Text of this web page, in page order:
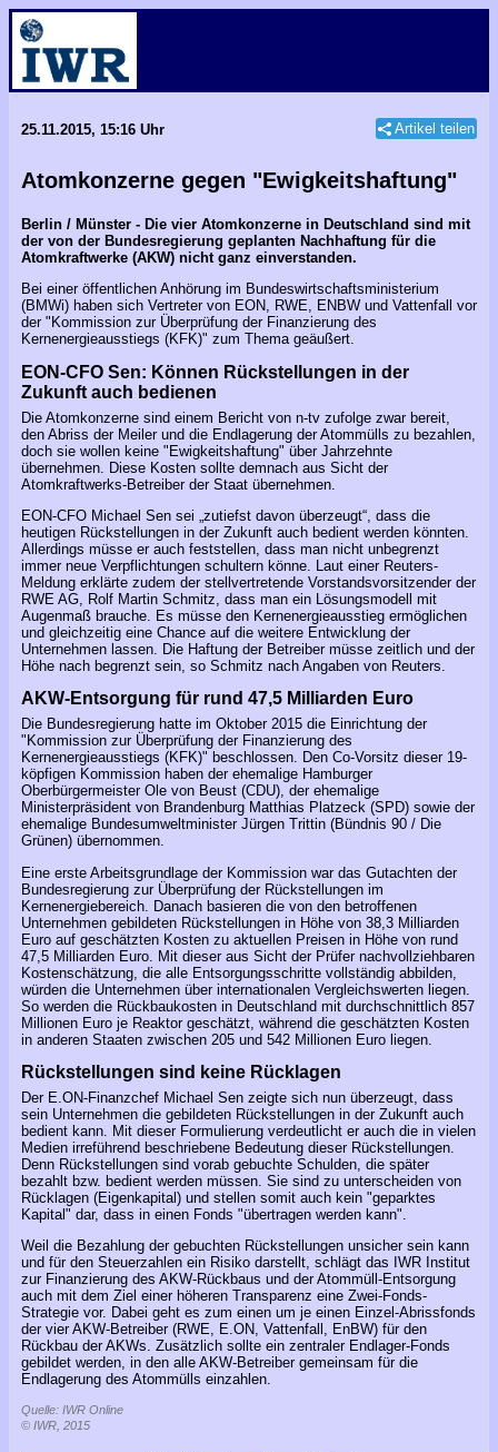
25.11.2015, 15:16 Uhr Artikel teilen
Atomkonzerne gegen "Ewigkeitshaftung"
Berlin / Münster - Die vier Atomkonzerne in Deutschland sind mit
der von der Bundesregierung geplanten Nachhaftung für die
Atomkraftwerke (AKW) nicht ganz einverstanden.
Bei einer öffentlichen Anhörung im Bundeswirtschaftsministerium
(BMWi) haben sich Vertreter von EON, RWE, ENBW und Vattenfall vor
der "Kommission zur Überprüfung der Finanzierung des
Kernenergieausstiegs (KFK)" zum Thema geäußert.
EON-CFO Sen: Können Rückstellungen in der
Zukunft auch bedienen
Die Atomkonzerne sind einem Bericht von n-tv zufolge zwar bereit,
den Abriss der Meiler und die Endlagerung der Atommülls zu bezahlen,
doch sie wollen keine "Ewigkeitshaftung" über Jahrzehnte
übernehmen. Diese Kosten sollte demnach aus Sicht der
Atomkraftwerks-Betreiber der Staat übernehmen.
EON-CFO Michael Sen sei „zutiefst davon überzeugt“, dass die
heutigen Rückstellungen in der Zukunft auch bedient werden könnten.
Allerdings müsse er auch feststellen, dass man nicht unbegrenzt
immer neue Verpflichtungen schultern könne. Laut einer Reuters-
Meldung erklärte zudem der stellvertretende Vorstandsvorsitzender der
RWE AG, Rolf Martin Schmitz, dass man ein Lösungsmodell mit
Augenmaß brauche. Es müsse den Kernenergieausstieg ermöglichen
und gleichzeitig eine Chance auf die weitere Entwicklung der
Unternehmen lassen. Die Haftung der Betreiber müsse zeitlich und der
Höhe nach begrenzt sein, so Schmitz nach Angaben von Reuters.
AKW-Entsorgung für rund 47,5 Milliarden Euro
Die Bundesregierung hatte im Oktober 2015 die Einrichtung der
"Kommission zur Überprüfung der Finanzierung des
Kernenergieausstiegs (KFK)" beschlossen. Den Co-Vorsitz dieser 19-
köpfigen Kommission haben der ehemalige Hamburger
Oberbürgermeister Ole von Beust (CDU), der ehemalige
Ministerpräsident von Brandenburg Matthias Platzeck (SPD) sowie der
ehemalige Bundesumweltminister Jürgen Trittin (Bündnis 90 / Die
Grünen) übernommen.
Eine erste Arbeitsgrundlage der Kommission war das Gutachten der
Bundesregierung zur Überprüfung der Rückstellungen im
Kernenergiebereich. Danach basieren die von den betroffenen
Unternehmen gebildeten Rückstellungen in Höhe von 38,3 Milliarden
Euro auf geschätzten Kosten zu aktuellen Preisen in Höhe von rund
47,5 Milliarden Euro. Mit dieser aus Sicht der Prüfer nachvollziehbaren
Kostenschätzung, die alle Entsorgungsschritte vollständig abbilden,
würden die Unternehmen über internationalen Vergleichswerten liegen.
So werden die Rückbaukosten in Deutschland mit durchschnittlich 857
Millionen Euro je Reaktor geschätzt, während die geschätzten Kosten
in anderen Staaten zwischen 205 und 542 Millionen Euro liegen.
Rückstellungen sind keine Rücklagen
Der E.ON-Finanzchef Michael Sen zeigte sich nun überzeugt, dass
sein Unternehmen die gebildeten Rückstellungen in der Zukunft auch
bedient kann. Mit dieser Formulierung verdeutlicht er auch die in vielen
Medien irreführend beschriebene Bedeutung dieser Rückstellungen.
Denn Rückstellungen sind vorab gebuchte Schulden, die später
bezahlt bzw. bedient werden müssen. Sie sind zu unterscheiden von
Rücklagen (Eigenkapital) und stellen somit auch kein "geparktes
Kapital" dar, dass in einen Fonds "übertragen werden kann".
Weil die Bezahlung der gebuchten Rückstellungen unsicher sein kann
und für den Steuerzahlen ein Risiko darstellt, schlägt das IWR Institut
zur Finanzierung des AKW-Rückbaus und der Atommüll-Entsorgung
auch mit dem Ziel einer höheren Transparenz eine Zwei-Fonds-
Strategie vor. Dabei geht es zum einen um je einen Einzel-Abrissfonds
der vier AKW-Betreiber (RWE, E.ON, Vattenfall, EnBW) für den
Rückbau der AKWs. Zusätzlich sollte ein zentraler Endlager-Fonds
gebildet werden, in den alle AKW-Betreiber gemeinsam für die
Endlagerung des Atommülls einzahlen.
Quelle: IWR Online
© IWR, 2015